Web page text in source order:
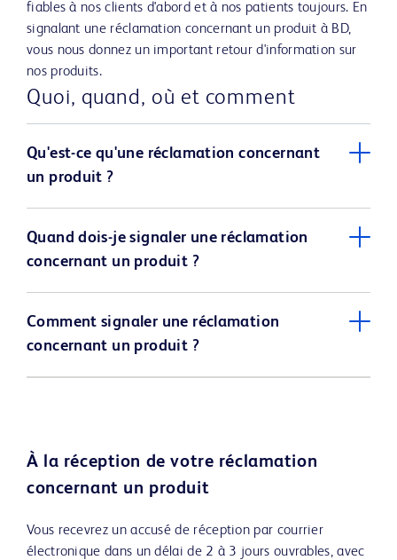
fiables à nos clients d'abord et à nos patients toujours. En
signalant une réclamation concernant un produit à BD,
vous nous donnez un important retour d'information sur
nos produits.
Quoi, quand, où et comment
Qu'est-ce qu'une réclamation concernant
un produit ?
Quand dois-je signaler une réclamation
concernant un produit ?
Comment signaler une réclamation
concernant un produit ?
À la réception de votre réclamation
concernant un produit
Vous recevrez un accusé de réception par courrier
électronique dans un délai de 2 à 3 jours ouvrables, avec